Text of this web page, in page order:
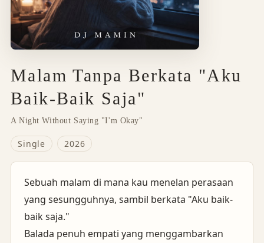
Malam Tanpa Berkata "Aku
Baik-Baik Saja"
A Night Without Saying "I'm Okay"
Single 2026
Sebuah malam di mana kau menelan perasaan
yang sesungguhnya, sambil berkata "Aku baik-
baik saja."
Balada penuh empati yang menggambarkan